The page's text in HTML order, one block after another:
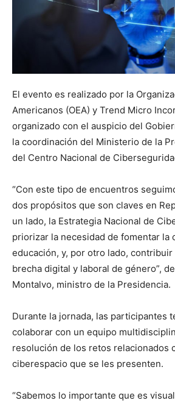
El evento es realizado por la
Americanos (OEA) y Trend Micro
organizado con el auspicio del
la coordinación del Ministerio de la
del Centro Nacional de
“Con este tipo de encuentros
dos propósitos que son claves en
un lado, la Estrategia Nacional de
priorizar la necesidad de fomentar la
educación, y, por otro lado,
brecha digital y laboral de género”,
Montalvo, ministro de la Presidencia.
Durante la jornada, las participantes
colaborar con un equipo
resolución de los retos relacionados
ciberespacio que se les presenten.
“Sabemos lo importante que es